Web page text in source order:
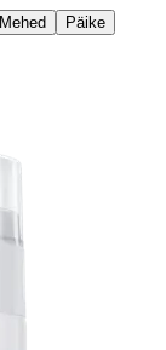
Mehed Päike